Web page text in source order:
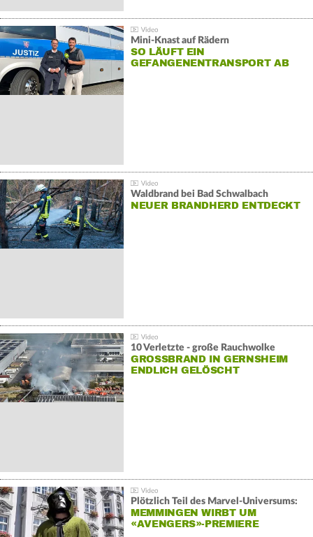
Mini-Knast auf Rädern
SO LÄUFT EIN
GEFANGENENTRANSPORT AB
Waldbrand bei Bad Schwalbach
NEUER BRANDHERD ENTDECKT
10 Verletzte - große Rauchwolke
GROSSBRAND IN GERNSHEIM E
NDLICH GELÖSCHT
Plötzlich Teil des Marvel-Universums:
MEMMINGEN WIRBT UM
«AVENGERS»-PREMIERE